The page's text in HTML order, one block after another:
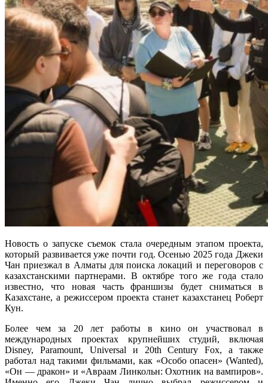
Новость о запуске съемок стала очередным этапом проекта,
который развивается уже почти год. Осенью 2025 года Джеки
Чан приезжал в Алматы для поиска локаций и переговоров с
казахстанскими партнерами. В октябре того же года стало
известно, что новая часть франшизы будет сниматься в
Казахстане, а режиссером проекта станет казахстанец Роберт
Кун.
Более чем за 20 лет работы в кино он участвовал в
международных проектах крупнейших студий, включая
Disney, Paramount, Universal и 20th Century Fox, а также
работал над такими фильмами, как «Особо опасен» (Wanted),
«Он — дракон» и «Авраам Линкольн: Охотник на вампиров».